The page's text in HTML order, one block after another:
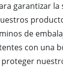
garantizar la
de
con una
proteger